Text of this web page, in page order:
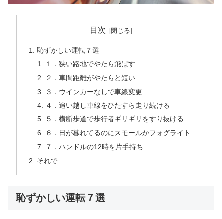
目次
恥ずかしい運転７選
１．狭い路地でやたら飛ばす
２．車間距離がやたらと短い
３．ウインカーなしで車線変更
４．追い越し車線をひたすら走り続ける
５．横断歩道で歩行者ギリギリをすり抜ける
６．日が暮れてるのにスモールかフォグライト
７．ハンドルの12時を片手持ち
それで
恥ずかしい運転７選